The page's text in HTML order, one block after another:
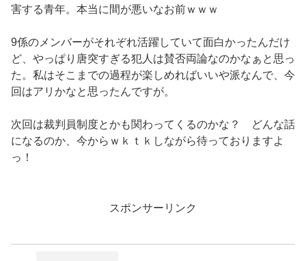
害する青年。本当に間が悪いなお前ｗｗｗ
9係のメンバーがそれぞれ活躍していて面白かったんだけ
ど、やっぱり唐突すぎる犯人は賛否両論なのかなぁと思っ
た。私はそこまでの過程が楽しめればいいや派なんで、今
回はアリかなと思ったんですが。
次回は裁判員制度とかも関わってくるのかな？ どんな話
になるのか、今からｗｋｔｋしながら待っておりますよ
っ！
スポンサーリンク